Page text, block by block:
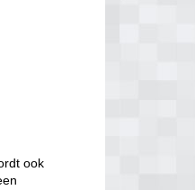
ook